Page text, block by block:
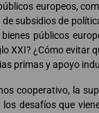
europeos,
subsidios de
públicos
XXI? ¿Cómo evitar
primas y apoyo
cooperativo, la
desafíos que